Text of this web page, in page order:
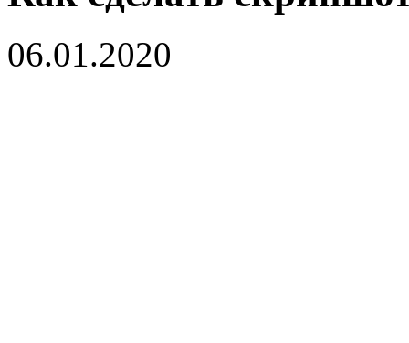
06.01.2020